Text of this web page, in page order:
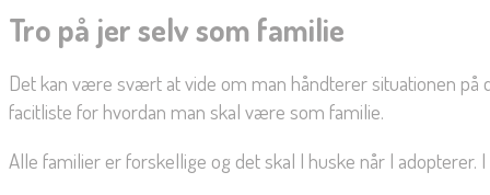
Tro på jer selv som familie
Det kan være svært at vide om man håndterer situationen
facitliste for hvordan man skal være som familie.
Alle familier er forskellige og det skal I huske når I